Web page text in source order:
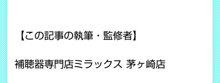
【この記事の執筆・監修者】
補聴器専門店ミラックス 茅ヶ崎店